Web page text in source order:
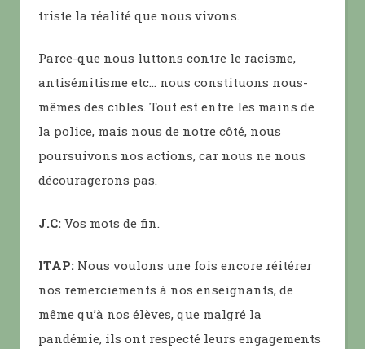
triste la réalité que nous vivons.
Parce-que nous luttons contre le racisme,
antisémitisme etc… nous constituons nous-
mêmes des cibles. Tout est entre les mains de
la police, mais nous de notre côté, nous
poursuivons nos actions, car nous ne nous
découragerons pas.
J.C: Vos mots de fin.
ITAP:Nous voulons une fois encore réitérer
nos remerciements à nos enseignants, de
même qu’à nos élèves, que malgré la
pandémie, ils ont respecté leurs engagements